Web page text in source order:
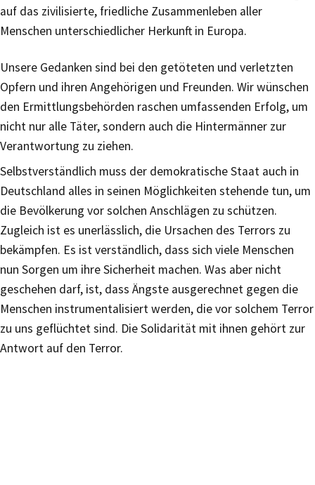
auf das zivilisierte, friedliche Zusammenleben aller
Menschen unterschiedlicher Herkunft in Europa.
Unsere Gedanken sind bei den getöteten und verletzten
Opfern und ihren Angehörigen und Freunden. Wir wünschen
den Ermittlungsbehörden raschen umfassenden Erfolg, um
nicht nur alle Täter, sondern auch die Hintermänner zur
Verantwortung zu ziehen.
Selbstverständlich muss der demokratische Staat auch in
Deutschland alles in seinen Möglichkeiten stehende tun, um
die Bevölkerung vor solchen Anschlägen zu schützen.
Zugleich ist es unerlässlich, die Ursachen des Terrors zu
bekämpfen. Es ist verständlich, dass sich viele Menschen
nun Sorgen um ihre Sicherheit machen. Was aber nicht
geschehen darf, ist, dass Ängste ausgerechnet gegen die
Menschen instrumentalisiert werden, die vor solchem Terror
zu uns geflüchtet sind. Die Solidarität mit ihnen gehört zur
Antwort auf den Terror.